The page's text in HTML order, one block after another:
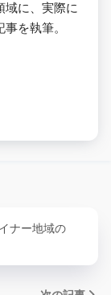
域に、実際に
を執筆。
ナー地域の